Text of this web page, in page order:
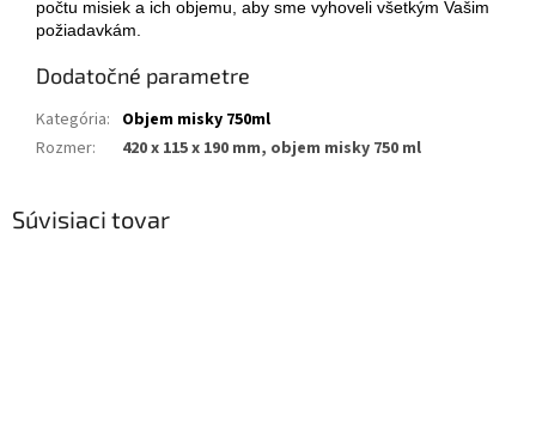
počtu misiek a ich objemu, aby sme vyhoveli všetkým Vašim
požiadavkám.
Dodatočné parametre
Kategória: Objem misky 750ml
Rozmer: 420 x 115 x 190 mm, objem misky 750 ml
Súvisiaci tovar